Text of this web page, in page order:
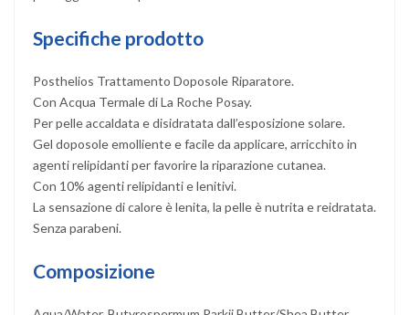
Specifiche prodotto
Posthelios Trattamento Doposole Riparatore.
Con Acqua Termale di La Roche Posay.
Per pelle accaldata e disidratata dall’esposizione solare.
Gel doposole emolliente e facile da applicare, arricchito in
agenti relipidanti per favorire la riparazione cutanea.
Con 10% agenti relipidanti e lenitivi.
La sensazione di calore è lenita, la pelle è nutrita e reidratata.
Senza parabeni.
Composizione